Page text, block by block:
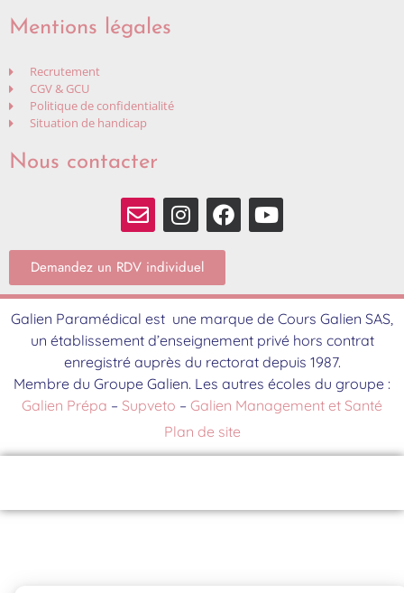
Mentions légales
Recrutement
CGV & GCU
Politique de confidentialité
Situation de handicap
Nous contacter
Demandez un RDV individuel
Galien Paramédical est une marque de Cours Galien SAS,
un établissement d’enseignement privé hors contrat
enregistré auprès du rectorat depuis 1987.
Membre du Groupe Galien. Les autres écoles du groupe :
Galien Prépa – Supveto – Galien Management et Santé
Plan de site